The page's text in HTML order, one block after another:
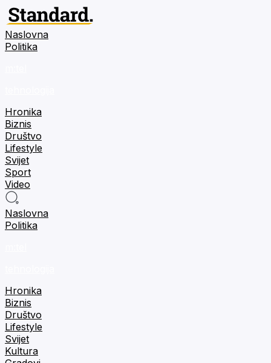
Naslovna
Politika
Hronika
Biznis
Društvo
Lifestyle
Svijet
Sport
Video
Naslovna
Politika
Hronika
Biznis
Društvo
Lifestyle
Svijet
Kultura